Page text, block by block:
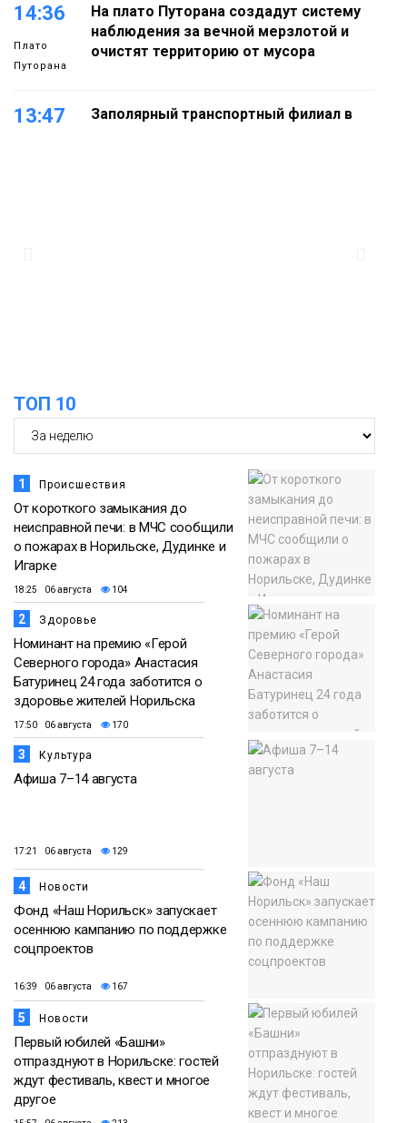
14:36
Плато
Путорана
На плато Путорана создадут систему
наблюдения за вечной мерзлотой и
очистят территорию от мусора
13:47
Заполярный транспортный филиал в
ТОП 10
1 Происшествия
От короткого замыкания до
неисправной печи: в МЧС сообщили
о пожарах в Норильске, Дудинке и
Игарке
18:25 06 августа 104
2 Здоровье
Номинант на премию «Герой
Северного города» Анастасия
Батуринец 24 года заботится о
здоровье жителей Норильска
17:50 06 августа 170
3 Культура
Афиша 7–14 августа
17:21 06 августа 129
4 Новости
Фонд «Наш Норильск» запускает
осеннюю кампанию по поддержке
соцпроектов
16:39 06 августа 167
5 Новости
Первый юбилей «Башни»
отпразднуют в Норильске: гостей
ждут фестиваль, квест и многое
другое